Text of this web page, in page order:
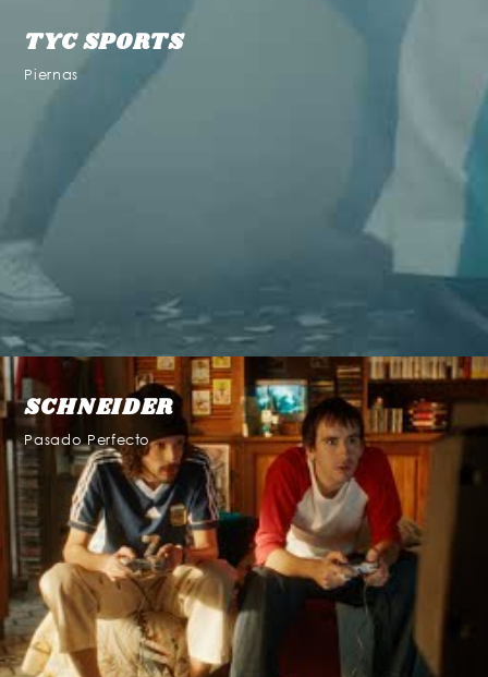
TYC SPORTS
Piernas
SCHNEIDER
Pasado Perfecto